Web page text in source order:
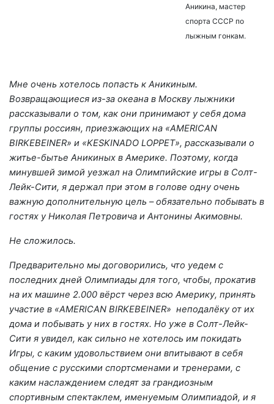
Аникина, мастер
спорта СССР по
лыжным гонкам.
Мне очень хотелось попасть к Аникиным.
Возвращающиеся из-за океана в Москву лыжники
рассказывали о том, как они принимают у себя дома
группы россиян, приезжающих на «AMERICAN
BIRKEBEINER» и «KESKINADO LOPPET», рассказывали о
житье-бытье Аникиных в Америке. Поэтому, когда
минувшей зимой уезжал на Олимпийские игры в Солт-
Лейк-Сити, я держал при этом в голове одну очень
важную дополнительную цель – обязательно побывать в
гостях у Николая Петровича и Антонины Акимовны.
Не сложилось.
Предварительно мы договорились, что уедем с
последних дней Олимпиады для того, чтобы, прокатив
на их машине 2.000 вёрст через всю Америку, принять
участие в «AMERICAN BIRKEBEINER» неподалёку от их
дома и побывать у них в гостях. Но уже в Солт-Лейк-
Сити я увидел, как сильно не хотелось им покидать
Игры, с каким удовольствием они впитывают в себя
общение с русскими спортсменами и тренерами, с
каким наслаждением следят за грандиозным
спортивным спектаклем, именуемым Олимпиадой, и я